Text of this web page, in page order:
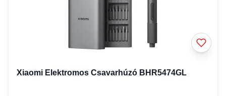
Xiaomi Elektromos Csavarhúzó BHR5474GL